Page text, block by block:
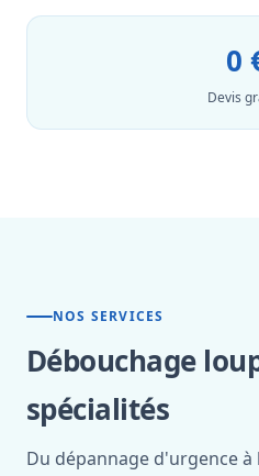
0
Devis
NOS SERVICES
Débouchage
spécialités
Du dépannage d'urgence